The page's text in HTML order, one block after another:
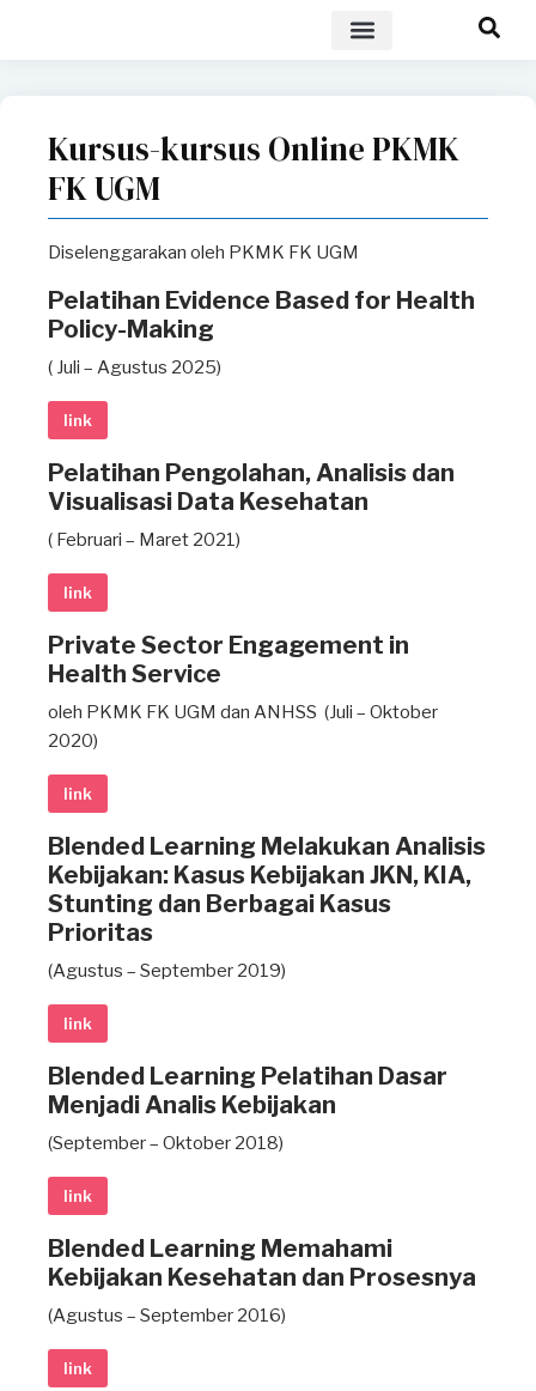
Kursus-kursus Online PKMK
FK UGM
Diselenggarakan oleh PKMK FK UGM
Pelatihan Evidence Based for Health
Policy-Making
( Juli – Agustus 2025)
link
Pelatihan Pengolahan, Analisis dan
Visualisasi Data Kesehatan
( Februari – Maret 2021)
link
Private Sector Engagement in
Health Service
oleh PKMK FK UGM dan ANHSS (Juli – Oktober
2020)
link
Blended Learning Melakukan Analisis
Kebijakan: Kasus Kebijakan JKN, KIA,
Stunting dan Berbagai Kasus
Prioritas
(Agustus – September 2019)
link
Blended Learning Pelatihan Dasar
Menjadi Analis Kebijakan
(September – Oktober 2018)
link
Blended Learning Memahami
Kebijakan Kesehatan dan Prosesnya
(Agustus – September 2016)
link